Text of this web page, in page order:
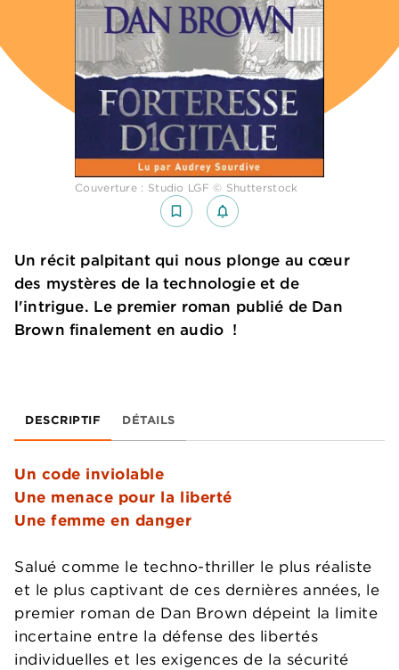
Couverture : Studio LGF © Shutterstock
bookmark_border notifications_none_outlined
Un récit palpitant qui nous plonge au cœur
des mystères de la technologie et de
l'intrigue. Le premier roman publié de Dan
Brown finalement en audio !
DESCRIPTIF DÉTAILS
Un code inviolable
Une menace pour la liberté
Une femme en danger
Salué comme le techno-thriller le plus réaliste
et le plus captivant de ces dernières années, le
premier roman de Dan Brown dépeint la limite
incertaine entre la défense des libertés
individuelles et les exigences de la sécurité